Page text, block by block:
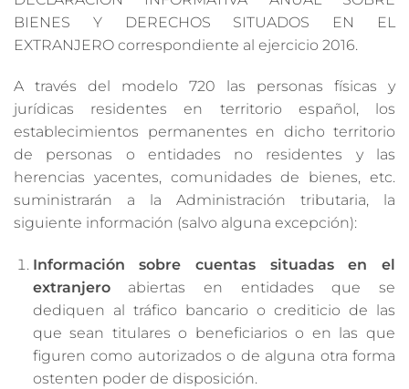
BIENES Y DERECHOS SITUADOS EN EL
EXTRANJERO correspondiente al ejercicio 2016.
A través del modelo 720 las personas físicas y
jurídicas residentes en territorio español, los
establecimientos permanentes en dicho territorio
de personas o entidades no residentes y las
herencias yacentes, comunidades de bienes, etc.
suministrarán a la Administración tributaria, la
siguiente información (salvo alguna excepción):
Información sobre cuentas situadas en el
extranjeroabiertas en entidades que se
dediquen al tráfico bancario o crediticio de las
que sean titulares o beneficiarios o en las que
figuren como autorizados o de alguna otra forma
ostenten poder de disposición.